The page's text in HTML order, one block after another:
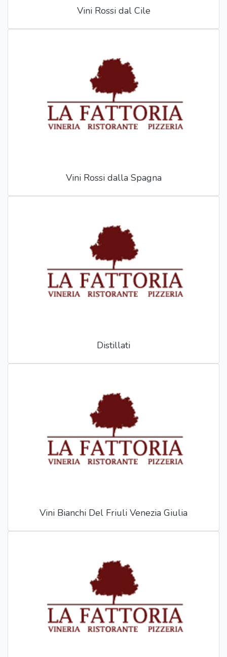
Vini Rossi dal Cile
Vini Rossi dalla Spagna
Distillati
Vini Bianchi Del Friuli Venezia Giulia